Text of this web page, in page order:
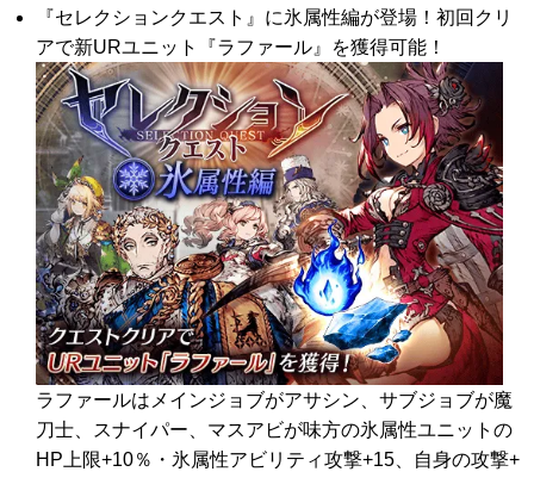
『セレクションクエスト』に氷属性編が登場！初回クリ
アで新URユニット『ラファール』を獲得可能！
ラファールはメインジョブがアサシン、サブジョブが魔
刀士、スナイパー、マスアビが味方の氷属性ユニットの
HP上限+10％・氷属性アビリティ攻撃+15、自身の攻撃+